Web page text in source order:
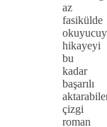
az
fasikülde
hikayeyi
bu
kadar
başarılı
çizgi
roman